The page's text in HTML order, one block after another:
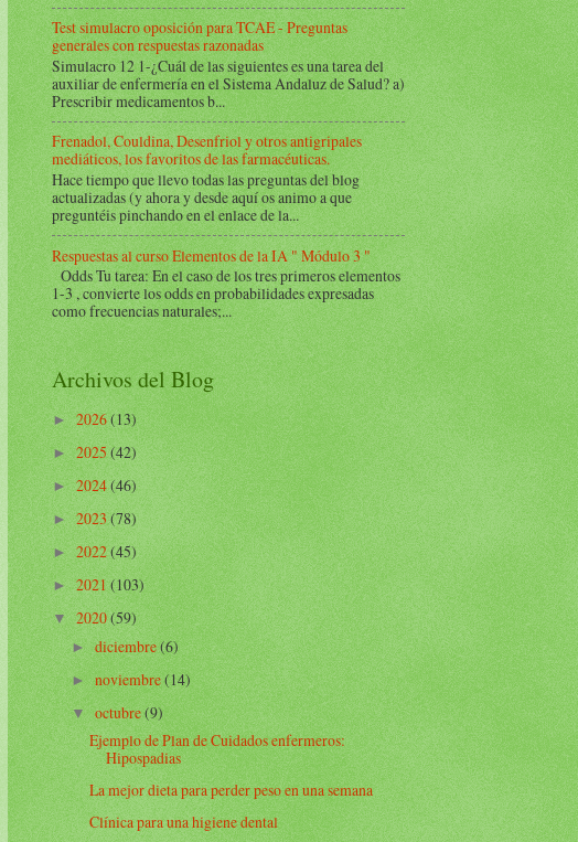
Test simulacro oposición para TCAE - Preguntas
generales con respuestas razonadas
Simulacro 12 1-¿Cuál de las siguientes es una tarea del
auxiliar de enfermería en el Sistema Andaluz de Salud? a)
Prescribir medicamentos b...
Frenadol, Couldina, Desenfriol y otros antigripales
mediáticos, los favoritos de las farmacéuticas.
Hace tiempo que llevo todas las preguntas del blog
actualizadas (y ahora y desde aquí os animo a que
preguntéis pinchando en el enlace de la...
Respuestas al curso Elementos de la IA " Módulo 3 "
Odds Tu tarea: En el caso de los tres primeros elementos
1-3 , convierte los odds en probabilidades expresadas
como frecuencias naturales;...
Archivos del Blog
►2026(13)
►2025(42)
►2024(46)
►2023(78)
►2022(45)
►2021(103)
▼2020(59)
►diciembre(6)
► noviembre(14)
▼octubre(9)
Ejemplo de Plan de Cuidados enfermeros:
Hipospadias
La mejor dieta para perder peso en una semana
Clínica para una higiene dental